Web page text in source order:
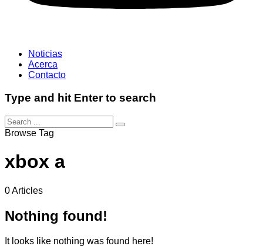
Noticias
Acerca
Contacto
Type and hit Enter to search
Browse Tag
xbox a
0 Articles
Nothing found!
It looks like nothing was found here!